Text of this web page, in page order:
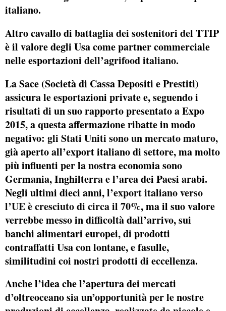
italiano.
Altro cavallo di battaglia dei sostenitori del TTIP
è il valore degli Usa come partner commerciale
nelle esportazioni dell’agrifood italiano.
La Sace (Società di Cassa Depositi e Prestiti)
assicura le esportazioni private e, seguendo i
risultati di un suo rapporto presentato a Expo
2015, a questa affermazione ribatte in modo
negativo: gli Stati Uniti sono un mercato maturo,
già aperto all’export italiano di settore, ma molto
più influenti per la nostra economia sono
Germania, Inghilterra e l’area dei Paesi arabi.
Negli ultimi dieci anni,l’export italiano verso
l’UE è cresciuto di circa il 70%, ma il suo valore
verrebbe messo in difficoltà dall’arrivo, sui
banchi alimentari europei, di prodotti
contraffatti Usa con lontane, e fasulle,
similitudini coi nostri prodotti di eccellenza.
Anche l’idea che l’apertura dei mercati
d’oltreoceano sia un’opportunità per le nostre